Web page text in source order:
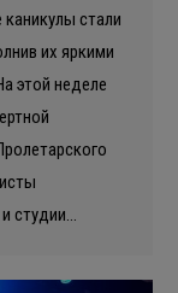
стали
их яркими
этой неделе
студии…